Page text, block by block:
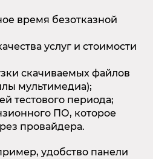
время безотказной
услуг и стоимости
скачиваемых файлов
мультимедиа);
тестового периода;
ПО, которое
провайдера.
удобство панели